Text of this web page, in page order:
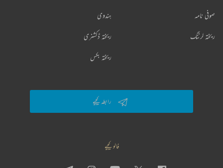
ہندوی صوفی نامہ
ریختہ ڈکشنری ریختہ لرننگ
ریختہ بکس
رابطہ کیجیے
فالو کیجیے